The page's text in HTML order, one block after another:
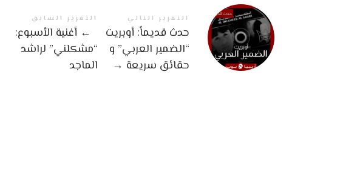
التقرير السابق
← أغنية الأسبوع:
“مشكلني” لراشد
الماجد
التقرير التالي
حدث قديماً: أوبريت
“الضمير العربي” و
حقائق سريعة →